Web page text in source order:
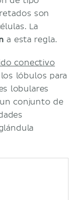
son
La
a esta regla.
conectivo
lóbulos para
lobulares
conjunto de